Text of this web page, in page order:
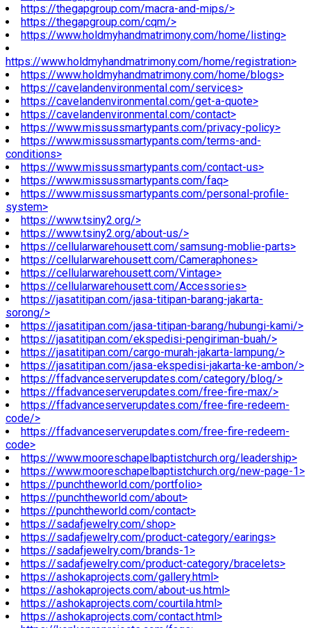
https://thegapgroup.com/macra-and-mips/>
https://thegapgroup.com/cqm/>
https://www.holdmyhandmatrimony.com/home/listing>
https://www.holdmyhandmatrimony.com/home/registration>
https://www.holdmyhandmatrimony.com/home/blogs>
https://cavelandenvironmental.com/services>
https://cavelandenvironmental.com/get-a-quote>
https://cavelandenvironmental.com/contact>
https://www.missussmartypants.com/privacy-policy>
https://www.missussmartypants.com/terms-and-
conditions>
https://www.missussmartypants.com/contact-us>
https://www.missussmartypants.com/faq>
https://www.missussmartypants.com/personal-profile-
system>
https://www.tsiny2.org/>
https://www.tsiny2.org/about-us/>
https://cellularwarehousett.com/samsung-moblie-parts>
https://cellularwarehousett.com/Cameraphones>
https://cellularwarehousett.com/Vintage>
https://cellularwarehousett.com/Accessories>
https://jasatitipan.com/jasa-titipan-barang-jakarta-
sorong/>
https://jasatitipan.com/jasa-titipan-barang/hubungi-kami/>
https://jasatitipan.com/ekspedisi-pengiriman-buah/>
https://jasatitipan.com/cargo-murah-jakarta-lampung/>
https://jasatitipan.com/jasa-ekspedisi-jakarta-ke-ambon/>
https://ffadvanceserverupdates.com/category/blog/>
https://ffadvanceserverupdates.com/free-fire-max/>
https://ffadvanceserverupdates.com/free-fire-redeem-
code/>
https://ffadvanceserverupdates.com/free-fire-redeem-
code>
https://www.mooreschapelbaptistchurch.org/leadership>
https://www.mooreschapelbaptistchurch.org/new-page-1>
https://punchtheworld.com/portfolio>
https://punchtheworld.com/about>
https://punchtheworld.com/contact>
https://sadafjewelry.com/shop>
https://sadafjewelry.com/product-category/earings>
https://sadafjewelry.com/brands-1>
https://sadafjewelry.com/product-category/bracelets>
https://ashokaprojects.com/gallery.html>
https://ashokaprojects.com/about-us.html>
https://ashokaprojects.com/courtila.html>
https://ashokaprojects.com/contact.html>